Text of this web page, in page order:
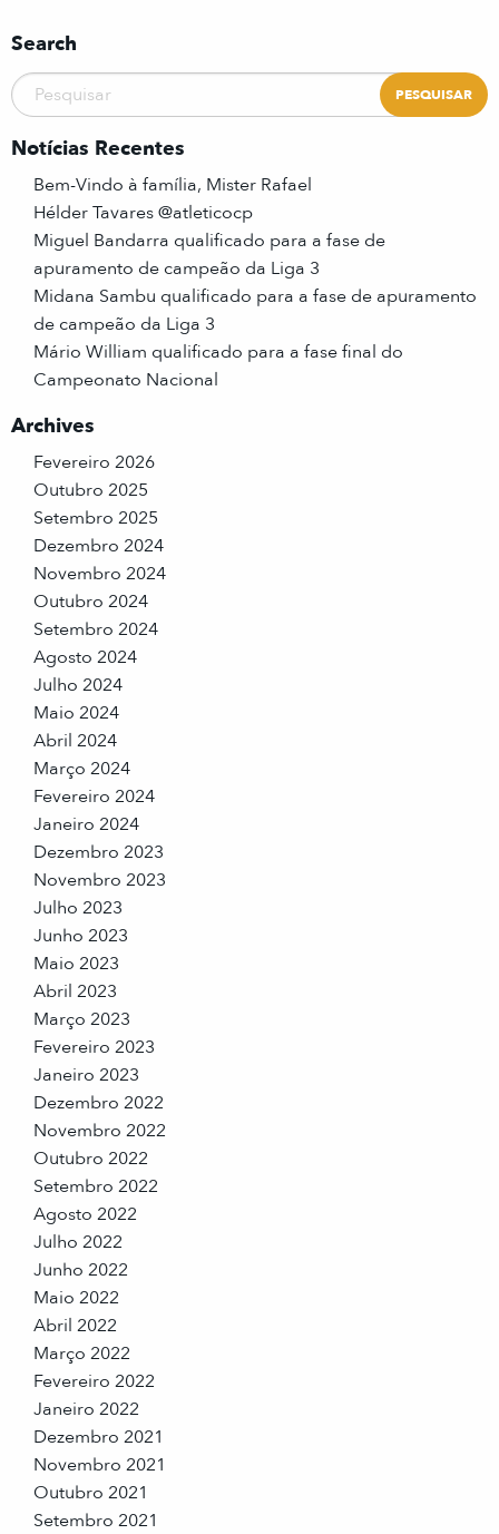
Search
Notícias Recentes
Bem-Vindo à família, Mister Rafael
Hélder Tavares @atleticocp
Miguel Bandarra qualificado para a fase de
apuramento de campeão da Liga 3
Midana Sambu qualificado para a fase de apuramento
de campeão da Liga 3
Mário William qualificado para a fase final do
Campeonato Nacional
Archives
Fevereiro 2026
Outubro 2025
Setembro 2025
Dezembro 2024
Novembro 2024
Outubro 2024
Setembro 2024
Agosto 2024
Julho 2024
Maio 2024
Abril 2024
Março 2024
Fevereiro 2024
Janeiro 2024
Dezembro 2023
Novembro 2023
Julho 2023
Junho 2023
Maio 2023
Abril 2023
Março 2023
Fevereiro 2023
Janeiro 2023
Dezembro 2022
Novembro 2022
Outubro 2022
Setembro 2022
Agosto 2022
Julho 2022
Junho 2022
Maio 2022
Abril 2022
Março 2022
Fevereiro 2022
Janeiro 2022
Dezembro 2021
Novembro 2021
Outubro 2021
Setembro 2021